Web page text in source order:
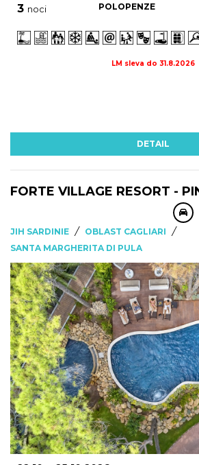
3 noci POLOPENZE
LM sleva do 31.8.2026
DETAIL
FORTE VILLAGE RESORT -
JIH SARDINIE / OBLAST CAGLIARI /
SANTA MARGHERITA DI PULA